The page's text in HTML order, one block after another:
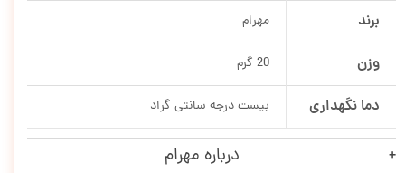
برند مهرام
وزن 20 گرم
دما نگهداری بیست درجه سانتی گراد
درباره مهرام